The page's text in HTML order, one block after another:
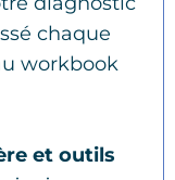
chaque
workbook
et outils